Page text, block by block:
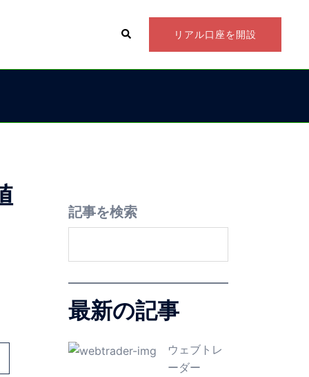
リアル口座を開設
記事を検索
最新の記事
ウェブトレ
ーダー